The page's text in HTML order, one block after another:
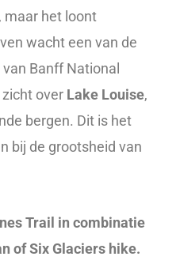
maar het loont
wacht een van de
Banff National
over Lake Louise,
bergen. Dit is het
bij de grootsheid van
Trail in combinatie
of Six Glaciers hike.